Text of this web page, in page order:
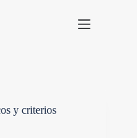
y criterios